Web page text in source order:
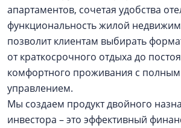
апартаментов, сочетая удобства
функциональность жилой
позволит клиентам выбирать
от краткосрочного отдыха до
комфортного проживания с
управлением.
Мы создаем продукт двойного
инвестора – это эффективный